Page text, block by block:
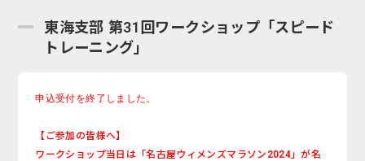
東海支部 第31回ワークショップ「スピード
トレーニング」
申込受付を終了しました。
【ご参加の皆様へ】
ワークショップ当日は「名古屋ウィメンズマラソン2024」が名